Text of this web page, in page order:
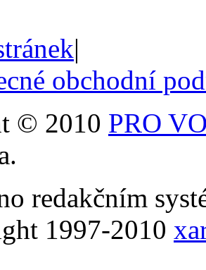
|
obchodní
© 2010 PRO
redakčním
1997-2010